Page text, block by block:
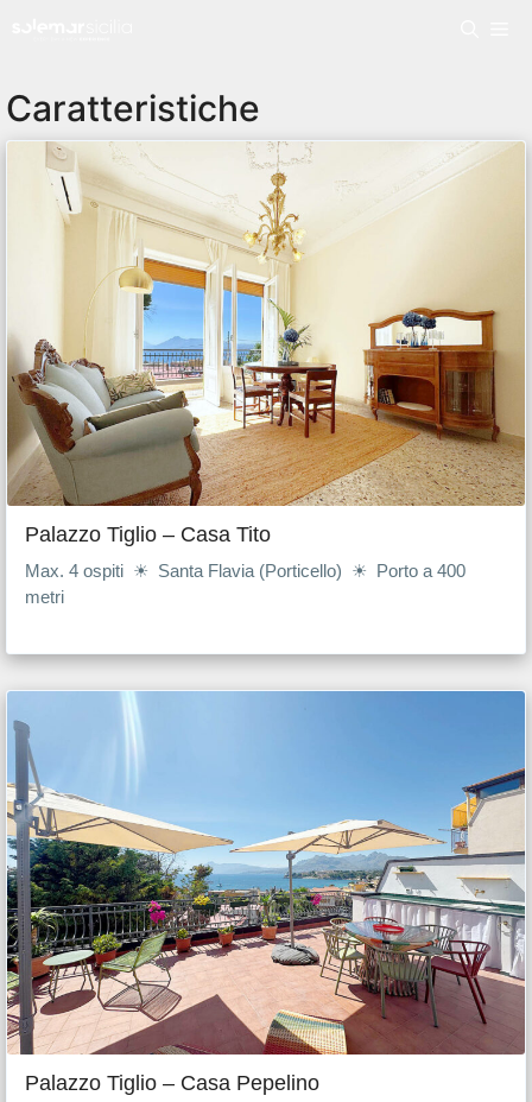
Caratteristiche
Palazzo Tiglio – Casa Tito
Max. 4 ospiti ☀ Santa Flavia (Porticello) ☀ Porto a 400
metri
Palazzo Tiglio – Casa Pepelino